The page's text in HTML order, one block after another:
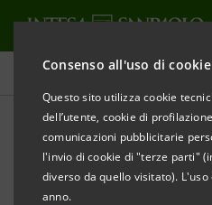
Consenso all'uso di cookie
Questo sito utilizza cookie
dell’utente, cookie di
comunicazioni pubblicitarie
l'invio di cookie di "terze parti"
diverso da quello visitato).
anno.
Rendicontazione Consolidata di
Archivio